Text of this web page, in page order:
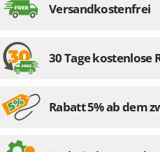
Sirman
Smartwood
Snapper
Versandkostenfrei
30 Tage kostenlose
Rabatt 5% ab dem